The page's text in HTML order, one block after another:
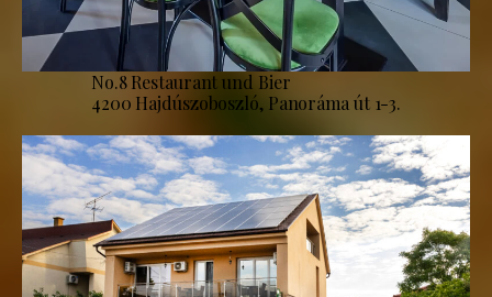
No.8 Restaurant und Bier
4200 Hajdúszoboszló, Panoráma út 1-3.